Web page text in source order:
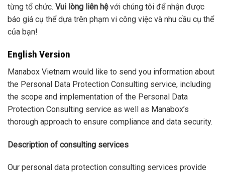
từng tổ chức. Vui lòng liên hệvới chúng tôi để nhận được
báo giá cụ thể dựa trên phạm vi công việc và nhu cầu cụ thể
của bạn!
English Version
Manabox Vietnam would like to send you information about
the Personal Data Protection Consulting service, including
the scope and implementation of the Personal Data
Protection Consulting service as well as Manabox’s
thorough approach to ensure compliance and data security.
Description of consulting services
Our personal data protection consulting services provide